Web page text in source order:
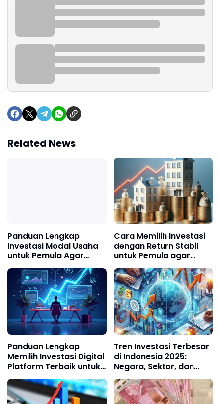
Related News
Panduan Lengkap
Investasi Modal Usaha
untuk Pemula Agar
Cerdas Finansial
Cara Memilih Investasi
dengan Return Stabil
untuk Pemula agar
Keuangan Tumbuh
Aman
Panduan Lengkap
Memilih Investasi Digital
Platform Terbaik untuk
Pemula di 2025
Tren Investasi Terbesar
di Indonesia 2025:
Negara, Sektor, dan
Peluang untuk Investor
Muda